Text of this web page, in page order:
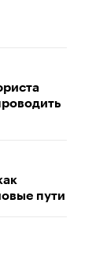
пути